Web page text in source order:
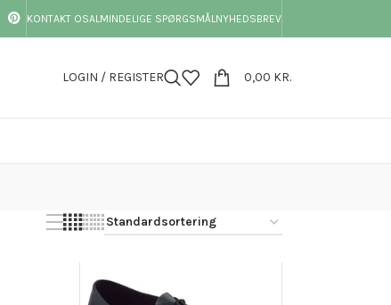
KONTAKT OSALMINDELIGE SPØRGSMÅLNYHEDSBREV
LOGIN / REGISTER 0,00 KR.